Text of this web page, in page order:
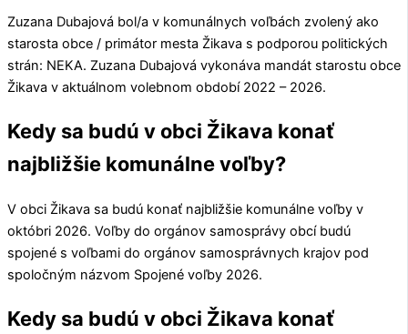
Zuzana Dubajová bol/a v komunálnych voľbách zvolený ako
starosta obce / primátor mesta Žikava s podporou politických
strán: NEKA. Zuzana Dubajová vykonáva mandát starostu obce
Žikava v aktuálnom volebnom období 2022 – 2026.
Kedy sa budú v obci Žikava konať
najbližšie komunálne voľby?
V obci Žikava sa budú konať najbližšie komunálne voľby v
októbri 2026. Voľby do orgánov samosprávy obcí budú
spojené s voľbami do orgánov samosprávnych krajov pod
spoločným názvom Spojené voľby 2026.
Kedy sa budú v obci Žikava konať